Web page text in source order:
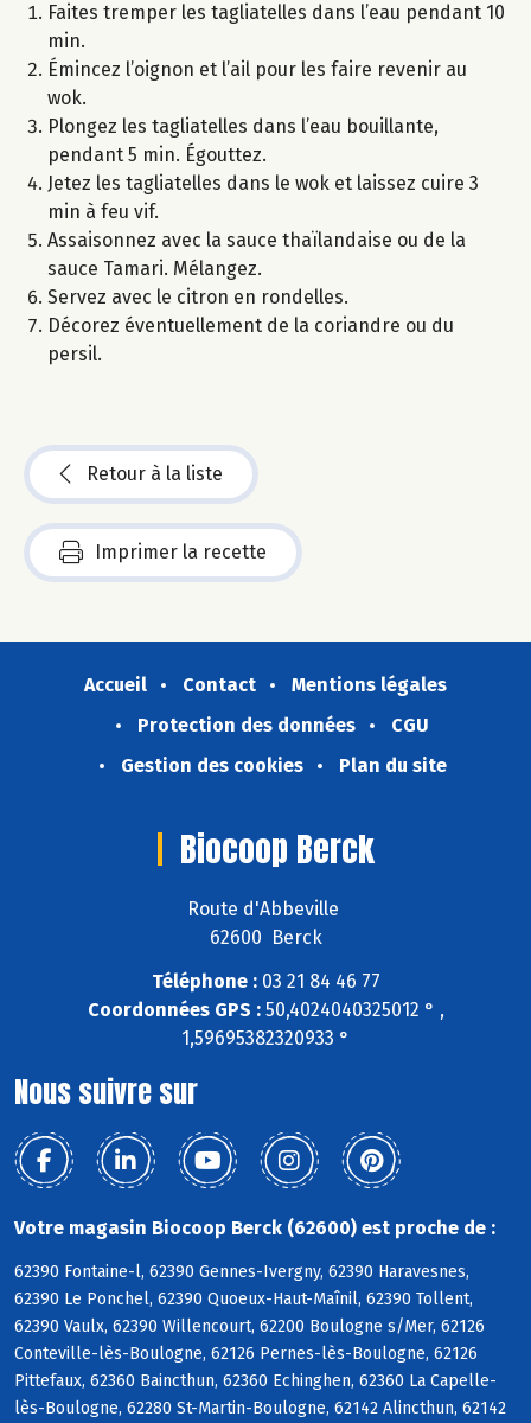
Faites tremper les tagliatelles dans l’eau pendant 10
min.
Émincez l’oignon et l’ail pour les faire revenir au
wok.
Plongez les tagliatelles dans l’eau bouillante,
pendant 5 min. Égouttez.
Jetez les tagliatelles dans le wok et laissez cuire 3
min à feu vif.
Assaisonnez avec la sauce thaïlandaise ou de la
sauce Tamari. Mélangez.
Servez avec le citron en rondelles.
Décorez éventuellement de la coriandre ou du
persil.
Retour à la liste
Imprimer la recette
Accueil Contact
Mentions légales
Protection des données
CGU
Gestion des cookies
Plan du site
Biocoop Berck
Route d'Abbeville
62600 Berck
Téléphone :03 21 84 46 77
Coordonnées GPS :50,4024040325012 ° ,
1,59695382320933 °
Nous suivre sur
Votre magasin Biocoop Berck (62600) est proche de :
62390 Fontaine-l, 62390 Gennes-Ivergny, 62390 Haravesnes,
62390 Le Ponchel, 62390 Quoeux-Haut-Maînil, 62390 Tollent,
62390 Vaulx, 62390 Willencourt, 62200 Boulogne s/Mer, 62126
Conteville-lès-Boulogne, 62126 Pernes-lès-Boulogne, 62126
Pittefaux, 62360 Baincthun, 62360 Echinghen, 62360 La Capelle-
lès-Boulogne, 62280 St-Martin-Boulogne, 62142 Alincthun, 62142